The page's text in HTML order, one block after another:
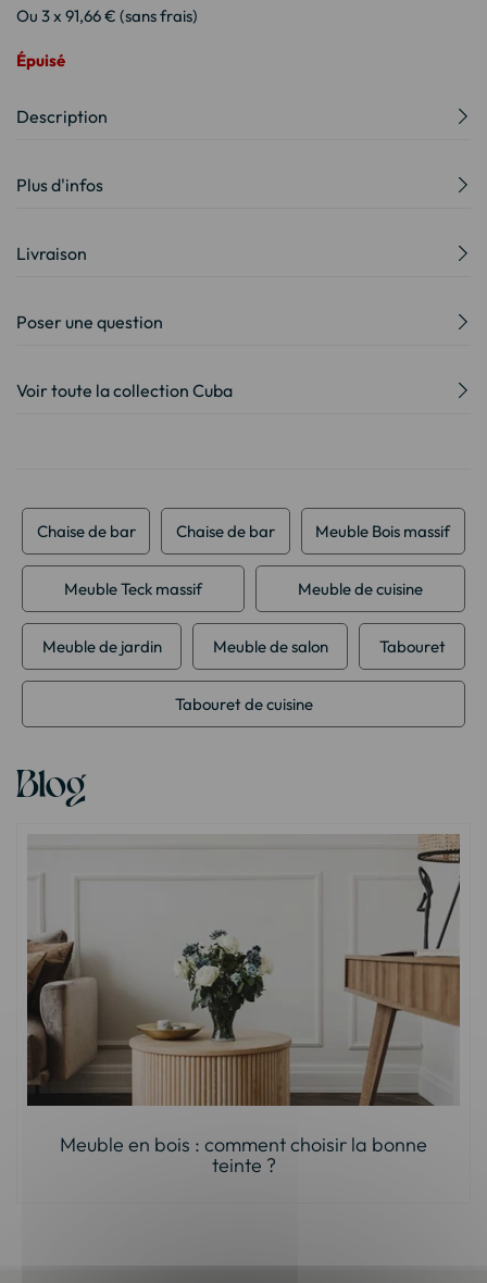
Ou 3 x 91,66 € (sans frais)
Épuisé
Description
Plus d'infos
Livraison
Poser une question
Voir toute la collection Cuba
Chaise de bar Chaise de bar Meuble Bois massif
Meuble Teck massif Meuble de cuisine
Meuble de jardin Meuble de salon Tabouret
Tabouret de cuisine
Blog
Meuble en bois : comment choisir la bonne
teinte ?